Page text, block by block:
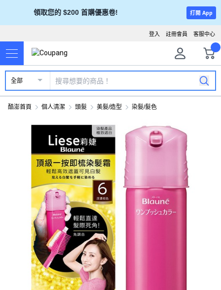
領取您的 $200 首購優惠卷! 打開 App
客服中心
註冊會員
登入
全部
酷澎首頁 個人清潔 頭髮 美髮/造型 染髮/髮色